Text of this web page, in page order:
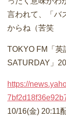
言われて、「バ
からね（苦笑
TOKYO FM「英
SATURDAY」
https://
10/16(金) 20:11